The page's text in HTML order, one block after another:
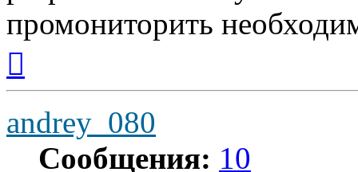
промониторить
началу
andrey_080
Сообщения: 10